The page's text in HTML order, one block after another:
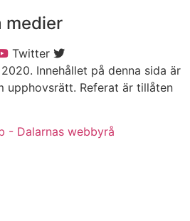
medier
Twitter
Innehållet på denna sida är
upphovsrätt. Referat är tillåten
- Dalarnas webbyrå